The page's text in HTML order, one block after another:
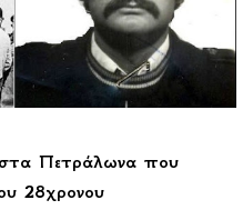
Πετράλωνα που
28χρονου